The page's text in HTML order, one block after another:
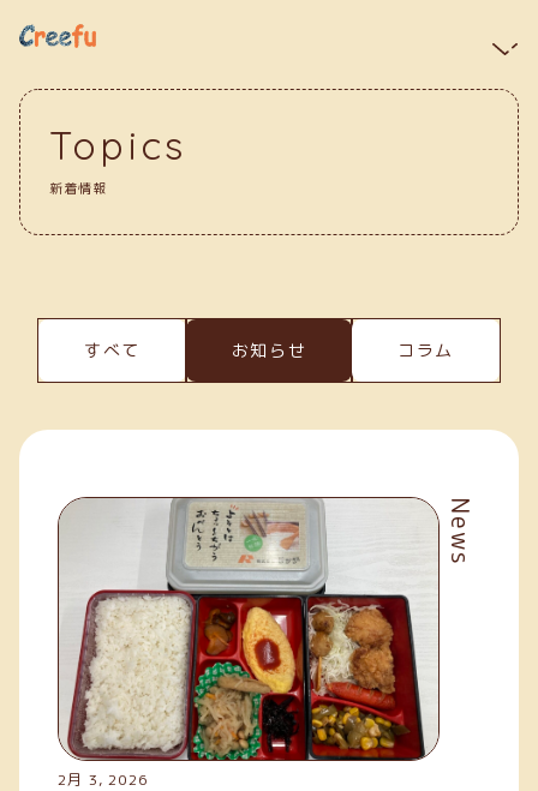
Topics
新着情報
すべて お知らせ コラム
News
お知らせ
2月 3, 2026